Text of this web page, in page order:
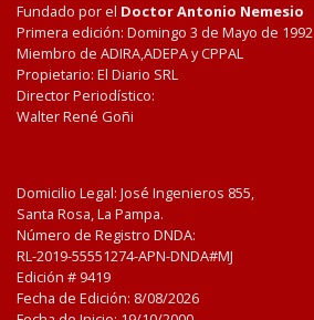
Fundado por el Doctor Antonio Nemesio
Primera edición: Domingo 3 de Mayo de 1992
Miembro de ADIRA,ADEPA y CPPAL
Propietario: El Diario SRL
Director Periodístico:
Walter René Goñi
Domicilio Legal: José Ingenieros 855,
Santa Rosa, La Pampa.
Número de Registro DNDA:
RL-2019-55551274-APN-DNDA#MJ
Edición # 9419
Fecha de Edición: 8/08/2026